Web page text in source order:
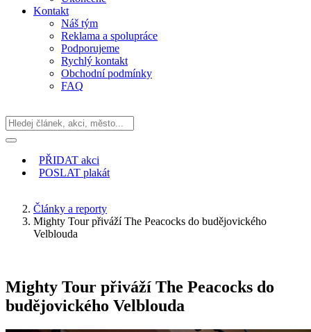
Kontakt
Náš tým
Reklama a spolupráce
Podporujeme
Rychlý kontakt
Obchodní podmínky
FAQ
PŘIDAT akci
POSLAT plakát
Články a reporty
Mighty Tour přiváží The Peacocks do budějovického
Velblouda
Mighty Tour přiváží The Peacocks do
budějovického Velblouda